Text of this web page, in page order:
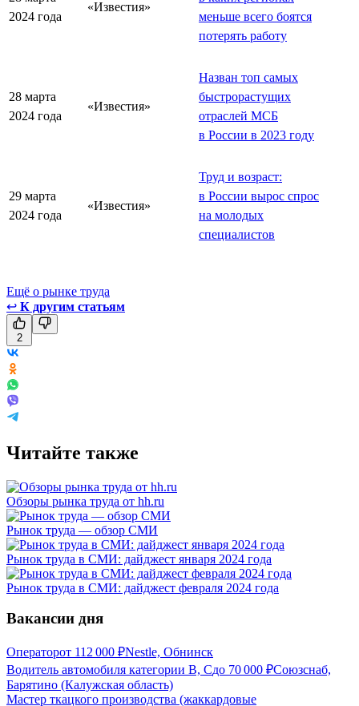
2024 года
«Известия»
меньше всего боятся
потерять работу
28 марта
2024 года
«Известия»
Назван топ самых
быстрорастущих
отраслей МСБ
в России в 2023 году
29 марта
2024 года
«Известия»
Труд и возраст:
в России вырос спрос
на молодых
специалистов
Ещё о рынке труда
↩ К другим статьям
2
Читайте также
Обзоры рынка труда от hh.ru
Рынок труда — обзор СМИ
Рынок труда в СМИ: дайджест января 2024 года
Рынок труда в СМИ: дайджест февраля 2024 года
Вакансии дня
Операторот 112 000 ₽Nestle, Обнинск
Водитель автомобиля категории В, Сдо 70 000 ₽Союзснаб,
Барятино (Калужская область)
Мастер ткацкого производства (жаккардовые